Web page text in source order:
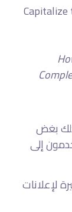
بغض
إلى
لإعلانات